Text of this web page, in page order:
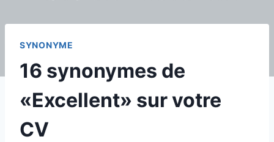
SYNONYME
16 synonymes de
«Excellent» sur votre
CV